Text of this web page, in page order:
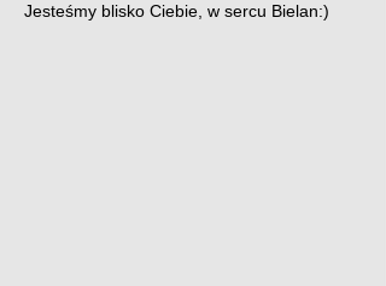
Jesteśmy blisko Ciebie, w sercu Bielan:)